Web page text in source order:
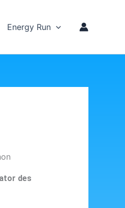
Energy Run
des